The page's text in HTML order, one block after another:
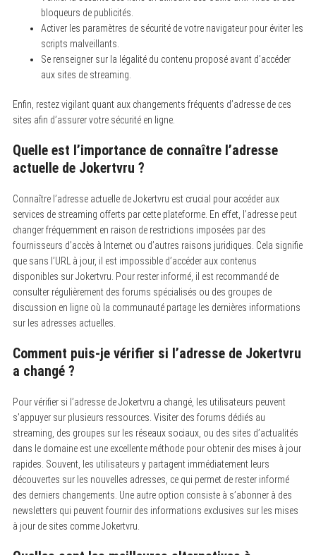
bloqueurs de publicités.
Activer les paramètres de sécurité de votre navigateur pour éviter les
scripts malveillants.
Se renseigner sur la légalité du contenu proposé avant d’accéder
aux sites de streaming.
Enfin, restez vigilant quant aux changements fréquents d’adresse de ces
sites afin d’assurer votre sécurité en ligne.
Quelle est l’importance de connaître l’adresse
actuelle de Jokertvru ?
Connaître l’adresse actuelle de Jokertvru est crucial pour accéder aux
services de streaming offerts par cette plateforme. En effet, l’adresse peut
changer fréquemment en raison de restrictions imposées par des
fournisseurs d’accès à Internet ou d’autres raisons juridiques. Cela signifie
que sans l’URL à jour, il est impossible d’accéder aux contenus
disponibles sur Jokertvru. Pour rester informé, il est recommandé de
consulter régulièrement des forums spécialisés ou des groupes de
discussion en ligne où la communauté partage les dernières informations
sur les adresses actuelles.
Comment puis-je vérifier si l’adresse de Jokertvru
a changé ?
Pour vérifier si l’adresse de Jokertvru a changé, les utilisateurs peuvent
s’appuyer sur plusieurs ressources. Visiter des forums dédiés au
streaming, des groupes sur les réseaux sociaux, ou des sites d’actualités
dans le domaine est une excellente méthode pour obtenir des mises à jour
rapides. Souvent, les utilisateurs y partagent immédiatement leurs
découvertes sur les nouvelles adresses, ce qui permet de rester informé
des derniers changements. Une autre option consiste à s’abonner à des
newsletters qui peuvent fournir des informations exclusives sur les mises
à jour de sites comme Jokertvru.
: